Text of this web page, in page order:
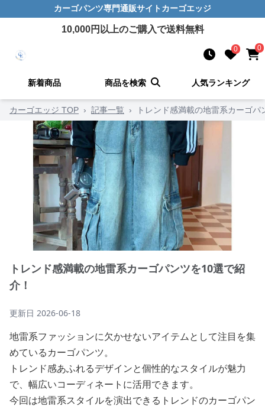
カーゴパンツ専門通販サイト カーゴエッジ
10,000円以上のご購入で送料無料
0 0
新着商品 商品を検索 人気ランキング
カーゴエッジ TOP › 記事一覧 › トレンド感満載の地雷系カーゴ
トレンド感満載の地雷系カーゴパンツを10選で紹
介！
更新日 2026-06-18
地雷系ファッションに欠かせないアイテムとして注目を集
めているカーゴパンツ。
トレンド感あふれるデザインと個性的なスタイルが魅力
で、幅広いコーディネートに活用できます。
今回は地雷系スタイルを演出できるトレンドのカーゴパン